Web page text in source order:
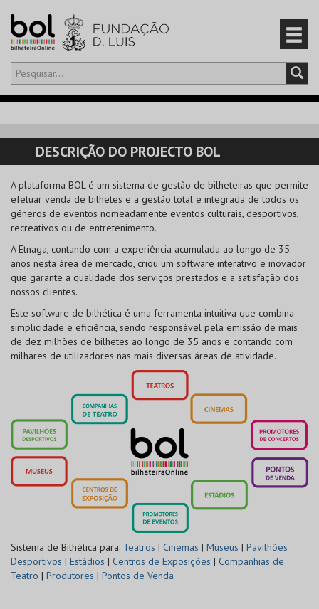
Olá,iniciar sessão
CARRINHO
EVENTOS
CARTÕES
PRODUTOS
DESCRIÇÃO DO PROJECTO BOL
A plataforma BOL é um sistema de gestão de bilheteiras que permite
efetuar venda de bilhetes e a gestão total e integrada de todos os
géneros de eventos nomeadamente eventos culturais, desportivos,
recreativos ou de entretenimento.
A Etnaga, contando com a experiência acumulada ao longo de 35
anos nesta área de mercado, criou um software interativo e inovador
que garante a qualidade dos serviços prestados e a satisfação dos
nossos clientes.
Este software de bilhética é uma ferramenta intuitiva que combina
simplicidade e eficiência, sendo responsável pela emissão de mais
de dez milhões de bilhetes ao longo de 35 anos e contando com
milhares de utilizadores nas mais diversas áreas de atividade.
Sistema de Bilhética para: Teatros | Cinemas | Museus | Pavilhões
Desportivos | Estádios | Centros de Exposições | Companhias de
Teatro | Produtores | Pontos de Venda